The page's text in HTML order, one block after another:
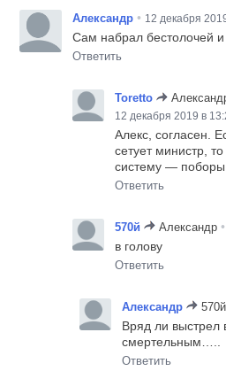
Александр • 12 декабря
Сам набрал бестолочей
Ответить
Toretto
12 декабря 2019 в
Алекс, согласен.
сетует министр,
систему — поборы
Ответить
570й Александр •
в голову
Ответить
Александр 570й
Вряд ли выстрел
смертельным…..
Ответить